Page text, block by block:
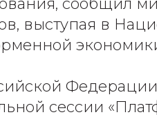
выступая в
сессии